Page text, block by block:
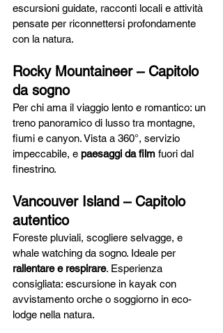
escursioni guidate, racconti locali e attività
pensate per riconnettersi profondamente
con la natura.
Rocky Mountaineer – Capitolo
da sogno
Per chi ama il viaggio lento e romantico: un
treno panoramico di lusso tra montagne,
fiumi e canyon. Vista a 360°, servizio
impeccabile, e paesaggi da film fuori dal
finestrino.
Vancouver Island – Capitolo
autentico
Foreste pluviali, scogliere selvagge, e
whale watching da sogno. Ideale per
rallentare e respirare. Esperienza
consigliata: escursione in kayak con
avvistamento orche o soggiorno in eco-
lodge nella natura.